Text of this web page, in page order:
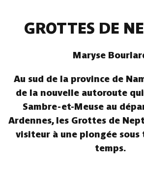
GROTTES DE
Maryse
Au sud de la province de
de la nouvelle autoroute
Sambre-et-Meuse au
Ardennes, les Grottes de
visiteur à une plongée sous
temps.